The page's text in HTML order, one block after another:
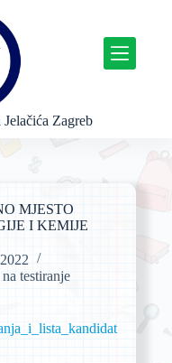
Jelačića Zagreb
MJESTO
I KEMIJE
testiranje